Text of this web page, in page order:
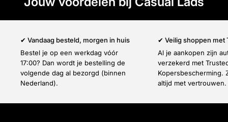
✔ Vandaag besteld, morgen in huis
Bestel je op een werkdag vóór
17:00? Dan wordt je bestelling de
volgende dag al bezorgd (binnen
Nederland).
✔ Veilig shoppen met
Al je aankopen zijn
verzekerd met
Kopersbescherming.
altijd met vertrouwen.